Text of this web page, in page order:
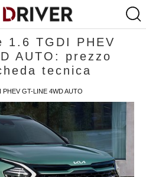
1.6 TGDI PHEV
AUTO: prezzo
tecnica
PHEV GT-LINE 4WD AUTO